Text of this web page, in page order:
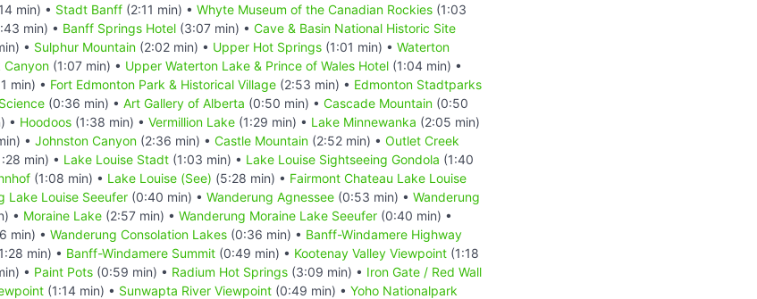
min) • Stadt Banff (2:11 min) • Whyte Museum of the Canadian Rockies (1:03
min) • Banff Springs Hotel (3:07 min) • Cave & Basin National Historic Site
• Sulphur Mountain (2:02 min) • Upper Hot Springs (1:01 min) • Waterton
Canyon (1:07 min) • Upper Waterton Lake & Prince of Wales Hotel (1:04 min) •
min) • Fort Edmonton Park & Historical Village (2:53 min) • Edmonton Stadtparks
(0:36 min) • Art Gallery of Alberta (0:50 min) • Cascade Mountain (0:50
• Hoodoos (1:38 min) • Vermillion Lake (1:29 min) • Lake Minnewanka (2:05 min)
• Johnston Canyon (2:36 min) • Castle Mountain (2:52 min) • Outlet Creek
min) • Lake Louise Stadt (1:03 min) • Lake Louise Sightseeing Gondola (1:40
(1:08 min) • Lake Louise (See) (5:28 min) • Fairmont Chateau Lake Louise
Lake Louise Seeufer (0:40 min) • Wanderung Agnessee (0:53 min) • Wanderung
• Moraine Lake (2:57 min) • Wanderung Moraine Lake Seeufer (0:40 min) •
min) • Wanderung Consolation Lakes (0:36 min) • Banff-Windamere Highway
min) • Banff-Windamere Summit (0:49 min) • Kootenay Valley Viewpoint (1:18
• Paint Pots (0:59 min) • Radium Hot Springs (3:09 min) • Iron Gate / Red Wall
(1:14 min) • Sunwapta River Viewpoint (0:49 min) • Yoho Nationalpark